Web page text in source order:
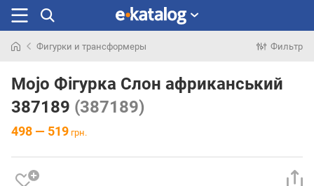
раньше
Фигурки и трансформеры Фильтр
Mojo Фігурка Слон африканський
387189 (387189)
498 — 519 грн.